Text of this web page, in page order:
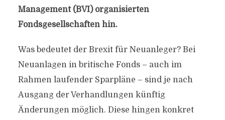
Management (BVI) organisierten
Fondsgesellschaften hin.
Was bedeutet der Brexit für Neuanleger? Bei
Neuanlagen in britische Fonds – auch im
Rahmen laufender Sparpläne – sind je nach
Ausgang der Verhandlungen künftig
Änderungen möglich. Diese hingen konkret